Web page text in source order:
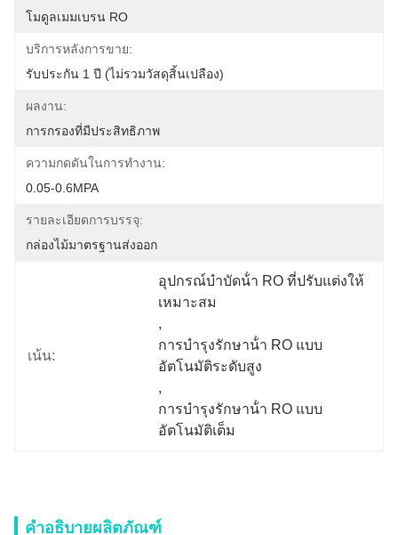
โมดูลเมมเบรน RO
บริการหลังการขาย:
รับประกัน 1 ปี (ไม่รวมวัสดุสิ้นเปลือง)
ผลงาน:
การกรองที่มีประสิทธิภาพ
ความกดดันในการทำงาน:
0.05-0.6MPA
รายละเอียดการบรรจุ:
กล่องไม้มาตรฐานส่งออก
เน้น:
อุปกรณ์บําบัดน้ํา RO ที่ปรับแต่งให้
เหมาะสม
,
การบํารุงรักษาน้ํา RO แบบ
อัตโนมัติระดับสูง
,
การบํารุงรักษาน้ํา RO แบบ
อัตโนมัติเต็ม
คำอธิบายผลิตภัณฑ์